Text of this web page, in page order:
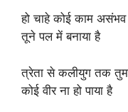
हो चाहे कोई काम असंभव
तूने पल में बनाया है
त्रेता से कलीयुग तक
कोई वीर ना हो पाया है